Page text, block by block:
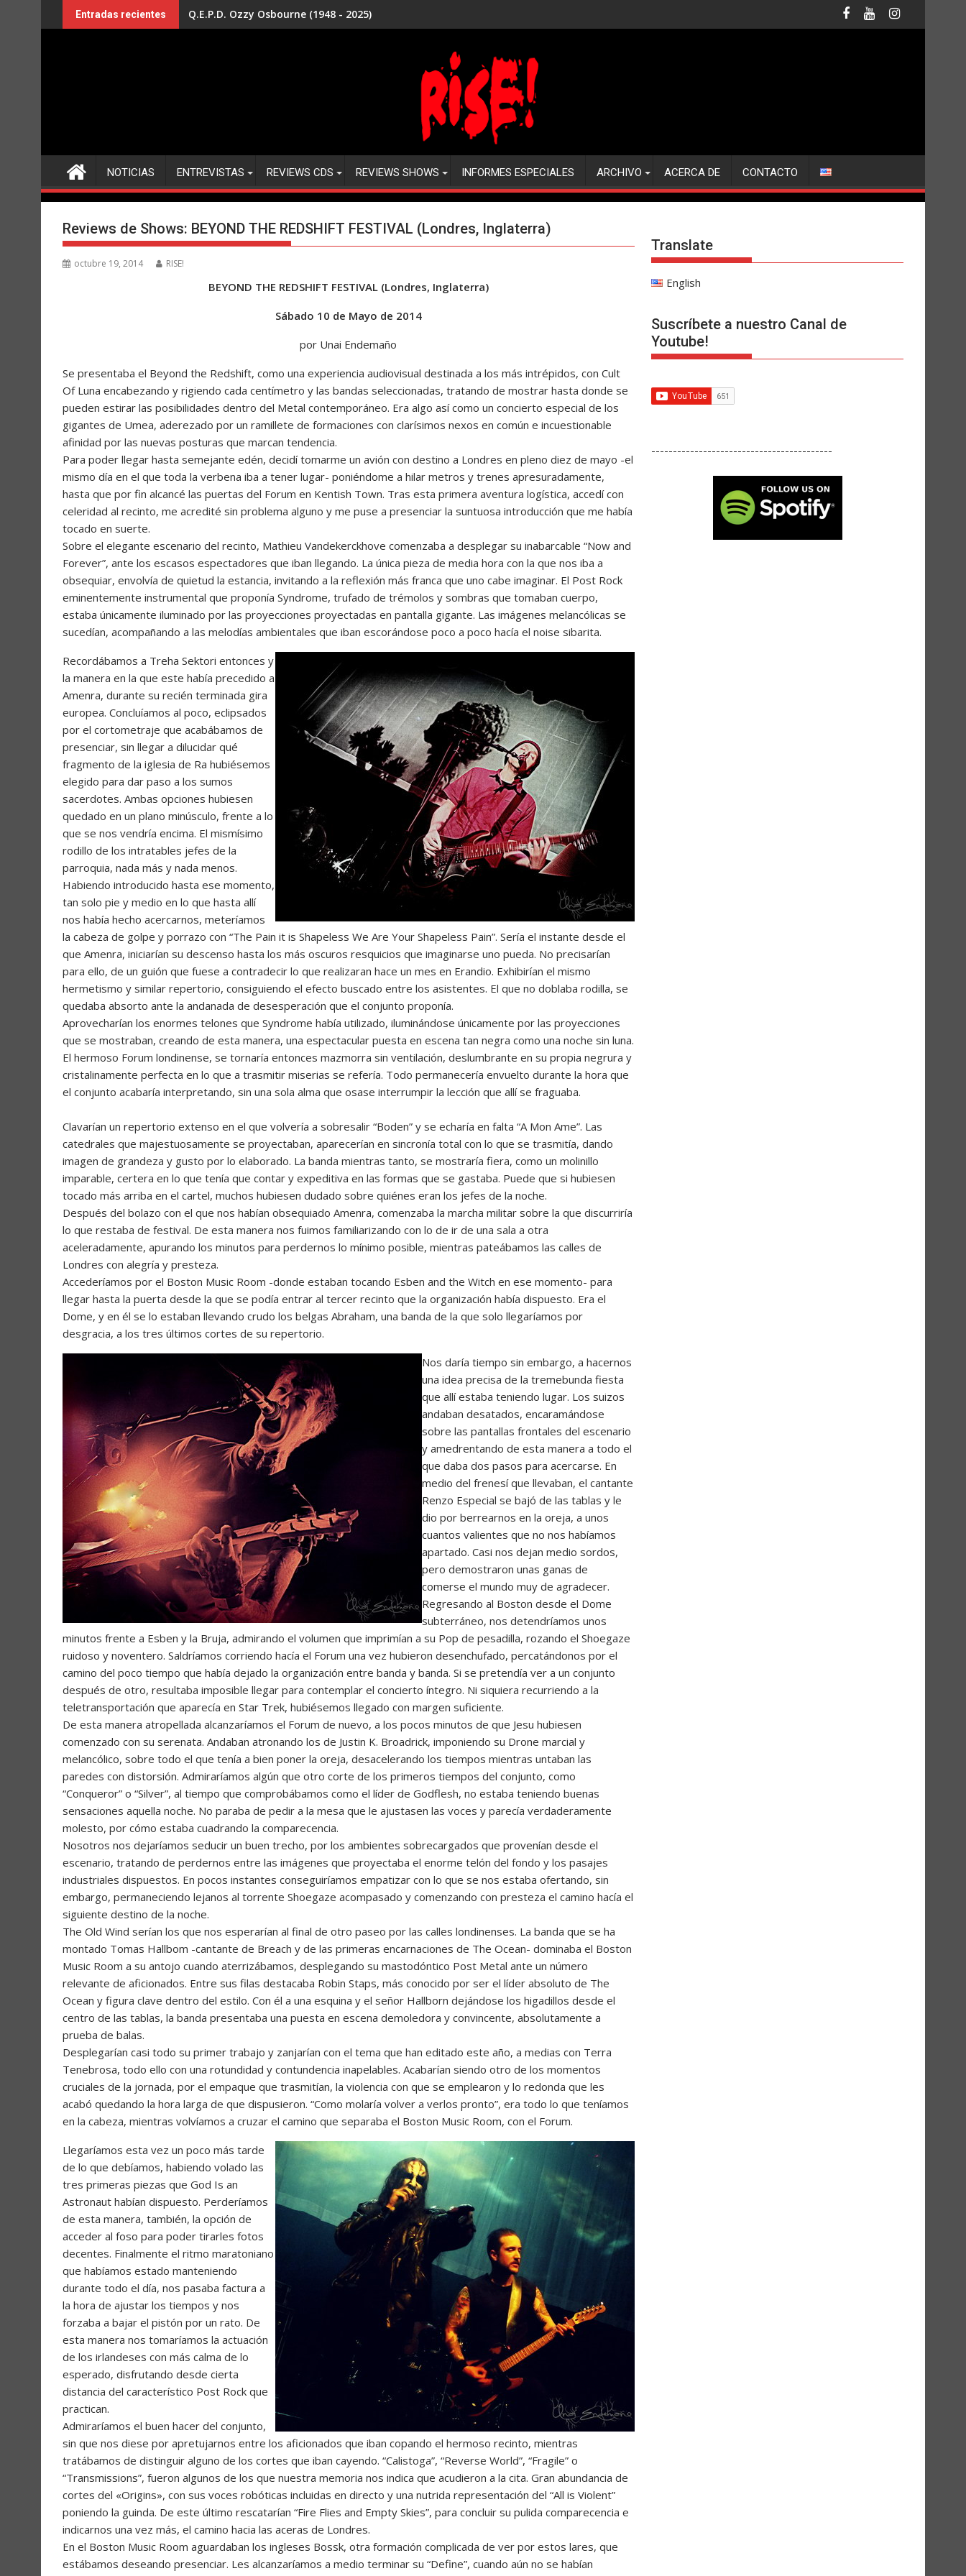
al
Entradas recientes Q.E.P.D. Ozzy Osbourne (1948 - 2025)
NOTICIAS ENTREVISTAS REVIEWS CDS REVIEWS SHOWS INFORMES ESPECIALES ARCHIVO ACERCA DE CONTACTO
Reviews de Shows: BEYOND THE REDSHIFT FESTIVAL (Londres, Inglaterra)
octubre 19, 2014 RISE!
BEYOND THE REDSHIFT FESTIVAL (Londres, Inglaterra)
Sábado 10 de Mayo de 2014
por Unai Endemaño
Se presentaba el Beyond the Redshift, como una experiencia audiovisual destinada a los más intrépidos, con Cult
Of Luna encabezando y rigiendo cada centímetro y las bandas seleccionadas, tratando de mostrar hasta donde se
pueden estirar las posibilidades dentro del Metal contemporáneo. Era algo así como un concierto especial de los
gigantes de Umea, aderezado por un ramillete de formaciones con clarísimos nexos en común e incuestionable
afinidad por las nuevas posturas que marcan tendencia.
Para poder llegar hasta semejante edén, decidí tomarme un avión con destino a Londres en pleno diez de mayo -el
mismo día en el que toda la verbena iba a tener lugar- poniéndome a hilar metros y trenes apresuradamente,
hasta que por fin alcancé las puertas del Forum en Kentish Town. Tras esta primera aventura logística, accedí con
celeridad al recinto, me acredité sin problema alguno y me puse a presenciar la suntuosa introducción que me había
tocado en suerte.
Sobre el elegante escenario del recinto, Mathieu Vandekerckhove comenzaba a desplegar su inabarcable “Now and
Forever”, ante los escasos espectadores que iban llegando. La única pieza de media hora con la que nos iba a
obsequiar, envolvía de quietud la estancia, invitando a la reflexión más franca que uno cabe imaginar. El Post Rock
eminentemente instrumental que proponía Syndrome, trufado de trémolos y sombras que tomaban cuerpo,
estaba únicamente iluminado por las proyecciones proyectadas en pantalla gigante. Las imágenes melancólicas se
sucedían, acompañando a las melodías ambientales que iban escorándose poco a poco hacía el noise sibarita.
Recordábamos a Treha Sektori entonces y
la manera en la que este había precedido a
Amenra, durante su recién terminada gira
europea. Concluíamos al poco, eclipsados
por el cortometraje que acabábamos de
presenciar, sin llegar a dilucidar qué
fragmento de la iglesia de Ra hubiésemos
elegido para dar paso a los sumos
sacerdotes. Ambas opciones hubiesen
quedado en un plano minúsculo, frente a lo
que se nos vendría encima. El mismísimo
rodillo de los intratables jefes de la
parroquia, nada más y nada menos.
Habiendo introducido hasta ese momento,
tan solo pie y medio en lo que hasta allí
nos había hecho acercarnos, meteríamos
la cabeza de golpe y porrazo con “The Pain it is Shapeless We Are Your Shapeless Pain”. Sería el instante desde el
que Amenra, iniciarían su descenso hasta los más oscuros resquicios que imaginarse uno pueda. No precisarían
para ello, de un guión que fuese a contradecir lo que realizaran hace un mes en Erandio. Exhibirían el mismo
hermetismo y similar repertorio, consiguiendo el efecto buscado entre los asistentes. El que no doblaba rodilla, se
quedaba absorto ante la andanada de desesperación que el conjunto proponía.
Aprovecharían los enormes telones que Syndrome había utilizado, iluminándose únicamente por las proyecciones
que se mostraban, creando de esta manera, una espectacular puesta en escena tan negra como una noche sin luna.
El hermoso Forum londinense, se tornaría entonces mazmorra sin ventilación, deslumbrante en su propia negrura y
cristalinamente perfecta en lo que a trasmitir miserias se refería. Todo permanecería envuelto durante la hora que
el conjunto acabaría interpretando, sin una sola alma que osase interrumpir la lección que allí se fraguaba.
Clavarían un repertorio extenso en el que volvería a sobresalir “Boden” y se echaría en falta “A Mon Ame”. Las
catedrales que majestuosamente se proyectaban, aparecerían en sincronía total con lo que se trasmitía, dando
imagen de grandeza y gusto por lo elaborado. La banda mientras tanto, se mostraría fiera, como un molinillo
imparable, certera en lo que tenía que contar y expeditiva en las formas que se gastaba. Puede que si hubiesen
tocado más arriba en el cartel, muchos hubiesen dudado sobre quiénes eran los jefes de la noche.
Después del bolazo con el que nos habían obsequiado Amenra, comenzaba la marcha militar sobre la que discurriría
lo que restaba de festival. De esta manera nos fuimos familiarizando con lo de ir de una sala a otra
aceleradamente, apurando los minutos para perdernos lo mínimo posible, mientras pateábamos las calles de
Londres con alegría y presteza.
Accederíamos por el Boston Music Room -donde estaban tocando Esben and the Witch en ese momento- para
llegar hasta la puerta desde la que se podía entrar al tercer recinto que la organización había dispuesto. Era el
Dome, y en él se lo estaban llevando crudo los belgas Abraham, una banda de la que solo llegaríamos por
desgracia, a los tres últimos cortes de su repertorio.
Nos daría tiempo sin embargo, a hacernos
una idea precisa de la tremebunda fiesta
que allí estaba teniendo lugar. Los suizos
andaban desatados, encaramándose
sobre las pantallas frontales del escenario
y amedrentando de esta manera a todo el
que daba dos pasos para acercarse. En
medio del frenesí que llevaban, el cantante
Renzo Especial se bajó de las tablas y le
dio por berrearnos en la oreja, a unos
cuantos valientes que no nos habíamos
apartado. Casi nos dejan medio sordos,
pero demostraron unas ganas de
comerse el mundo muy de agradecer.
Regresando al Boston desde el Dome
subterráneo, nos detendríamos unos
minutos frente a Esben y la Bruja, admirando el volumen que imprimían a su Pop de pesadilla, rozando el Shoegaze
ruidoso y noventero. Saldríamos corriendo hacía el Forum una vez hubieron desenchufado, percatándonos por el
camino del poco tiempo que había dejado la organización entre banda y banda. Si se pretendía ver a un conjunto
después de otro, resultaba imposible llegar para contemplar el concierto íntegro. Ni siquiera recurriendo a la
teletransportación que aparecía en Star Trek, hubiésemos llegado con margen suficiente.
De esta manera atropellada alcanzaríamos el Forum de nuevo, a los pocos minutos de que Jesu hubiesen
comenzado con su serenata. Andaban atronando los de Justin K. Broadrick, imponiendo su Drone marcial y
melancólico, sobre todo el que tenía a bien poner la oreja, desacelerando los tiempos mientras untaban las
paredes con distorsión. Admiraríamos algún que otro corte de los primeros tiempos del conjunto, como
“Conqueror” o “Silver”, al tiempo que comprobábamos como el líder de Godflesh, no estaba teniendo buenas
sensaciones aquella noche. No paraba de pedir a la mesa que le ajustasen las voces y parecía verdaderamente
molesto, por cómo estaba cuadrando la comparecencia.
Nosotros nos dejaríamos seducir un buen trecho, por los ambientes sobrecargados que provenían desde el
escenario, tratando de perdernos entre las imágenes que proyectaba el enorme telón del fondo y los pasajes
industriales dispuestos. En pocos instantes conseguiríamos empatizar con lo que se nos estaba ofertando, sin
embargo, permaneciendo lejanos al torrente Shoegaze acompasado y comenzando con presteza el camino hacía el
siguiente destino de la noche.
The Old Wind serían los que nos esperarían al final de otro paseo por las calles londinenses. La banda que se ha
montado Tomas Hallbom -cantante de Breach y de las primeras encarnaciones de The Ocean- dominaba el Boston
Music Room a su antojo cuando aterrizábamos, desplegando su mastodóntico Post Metal ante un número
relevante de aficionados. Entre sus filas destacaba Robin Staps, más conocido por ser el líder absoluto de The
Ocean y figura clave dentro del estilo. Con él a una esquina y el señor Hallborn dejándose los higadillos desde el
centro de las tablas, la banda presentaba una puesta en escena demoledora y convincente, absolutamente a
prueba de balas.
Desplegarían casi todo su primer trabajo y zanjarían con el tema que han editado este año, a medias con Terra
Tenebrosa, todo ello con una rotundidad y contundencia inapelables. Acabarían siendo otro de los momentos
cruciales de la jornada, por el empaque que trasmitían, la violencia con que se emplearon y lo redonda que les
acabó quedando la hora larga de que dispusieron. “Como molaría volver a verlos pronto”, era todo lo que teníamos
en la cabeza, mientras volvíamos a cruzar el camino que separaba el Boston Music Room, con el Forum.
Llegaríamos esta vez un poco más tarde
de lo que debíamos, habiendo volado las
tres primeras piezas que God Is an
Astronaut habían dispuesto. Perderíamos
de esta manera, también, la opción de
acceder al foso para poder tirarles fotos
decentes. Finalmente el ritmo maratoniano
que habíamos estado manteniendo
durante todo el día, nos pasaba factura a
la hora de ajustar los tiempos y nos
forzaba a bajar el pistón por un rato. De
esta manera nos tomaríamos la actuación
de los irlandeses con más calma de lo
esperado, disfrutando desde cierta
distancia del característico Post Rock que
practican.
Admiraríamos el buen hacer del conjunto,
sin que nos diese por apretujarnos entre los aficionados que iban copando el hermoso recinto, mientras
tratábamos de distinguir alguno de los cortes que iban cayendo. “Calistoga”, “Reverse World”, “Fragile” o
“Transmissions”, fueron algunos de los que nuestra memoria nos indica que acudieron a la cita. Gran abundancia de
cortes del «Origins», con sus voces robóticas incluidas en directo y una nutrida representación del “All is Violent”
poniendo la guinda. De este último rescatarían “Fire Flies and Empty Skies”, para concluir su pulida comparecencia e
indicarnos una vez más, el camino hacia las aceras de Londres.
En el Boston Music Room aguardaban los ingleses Bossk, otra formación complicada de ver por estos lares, que
estábamos deseando presenciar. Les alcanzaríamos a medio terminar su “Define”, cuando aún no se habían
Translate
English
Suscríbete a nuestro Canal de
Youtube!
------------------------------------------